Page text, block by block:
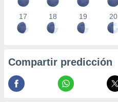
17 18 19 20
Compartir predicción